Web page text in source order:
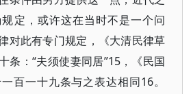
定，或许这在当时不是一个问
对此有专门规定，《大清民律草
条：“夫须使妻同居”15，《民国
百一十九条与之表达相同16。